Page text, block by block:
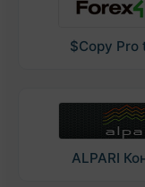
$Copy Pro
ALPARI